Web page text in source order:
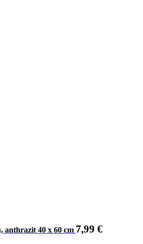
anthrazit 40 x 60 cm 7,99 €